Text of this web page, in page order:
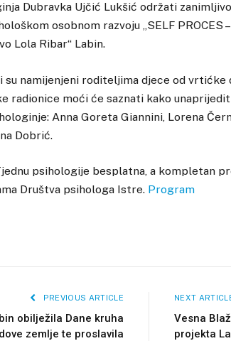
Dubravka Ujčić Lukšić održati
osobnom razvoju „SELF PROCES
Lola Ribar“ Labin.
namijenjeni roditeljima djece od vrtićke
radionice moći će saznati kako
Anna Goreta Giannini, Lorena
Dobrić.
psihologije besplatna, a kompletan
Društva psihologa Istre. Program
PREVIOUS ARTICLE
obilježila Dane kruha
zemlje te proslavila
NEXT
Vesna
projekta